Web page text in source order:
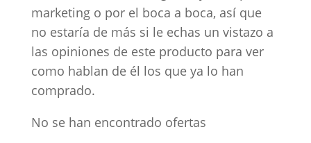
marketing o por el boca a boca, así que
no estaría de más si le echas un vistazo a
las opiniones de este producto para ver
como hablan de él los que ya lo han
comprado.
No se han encontrado ofertas